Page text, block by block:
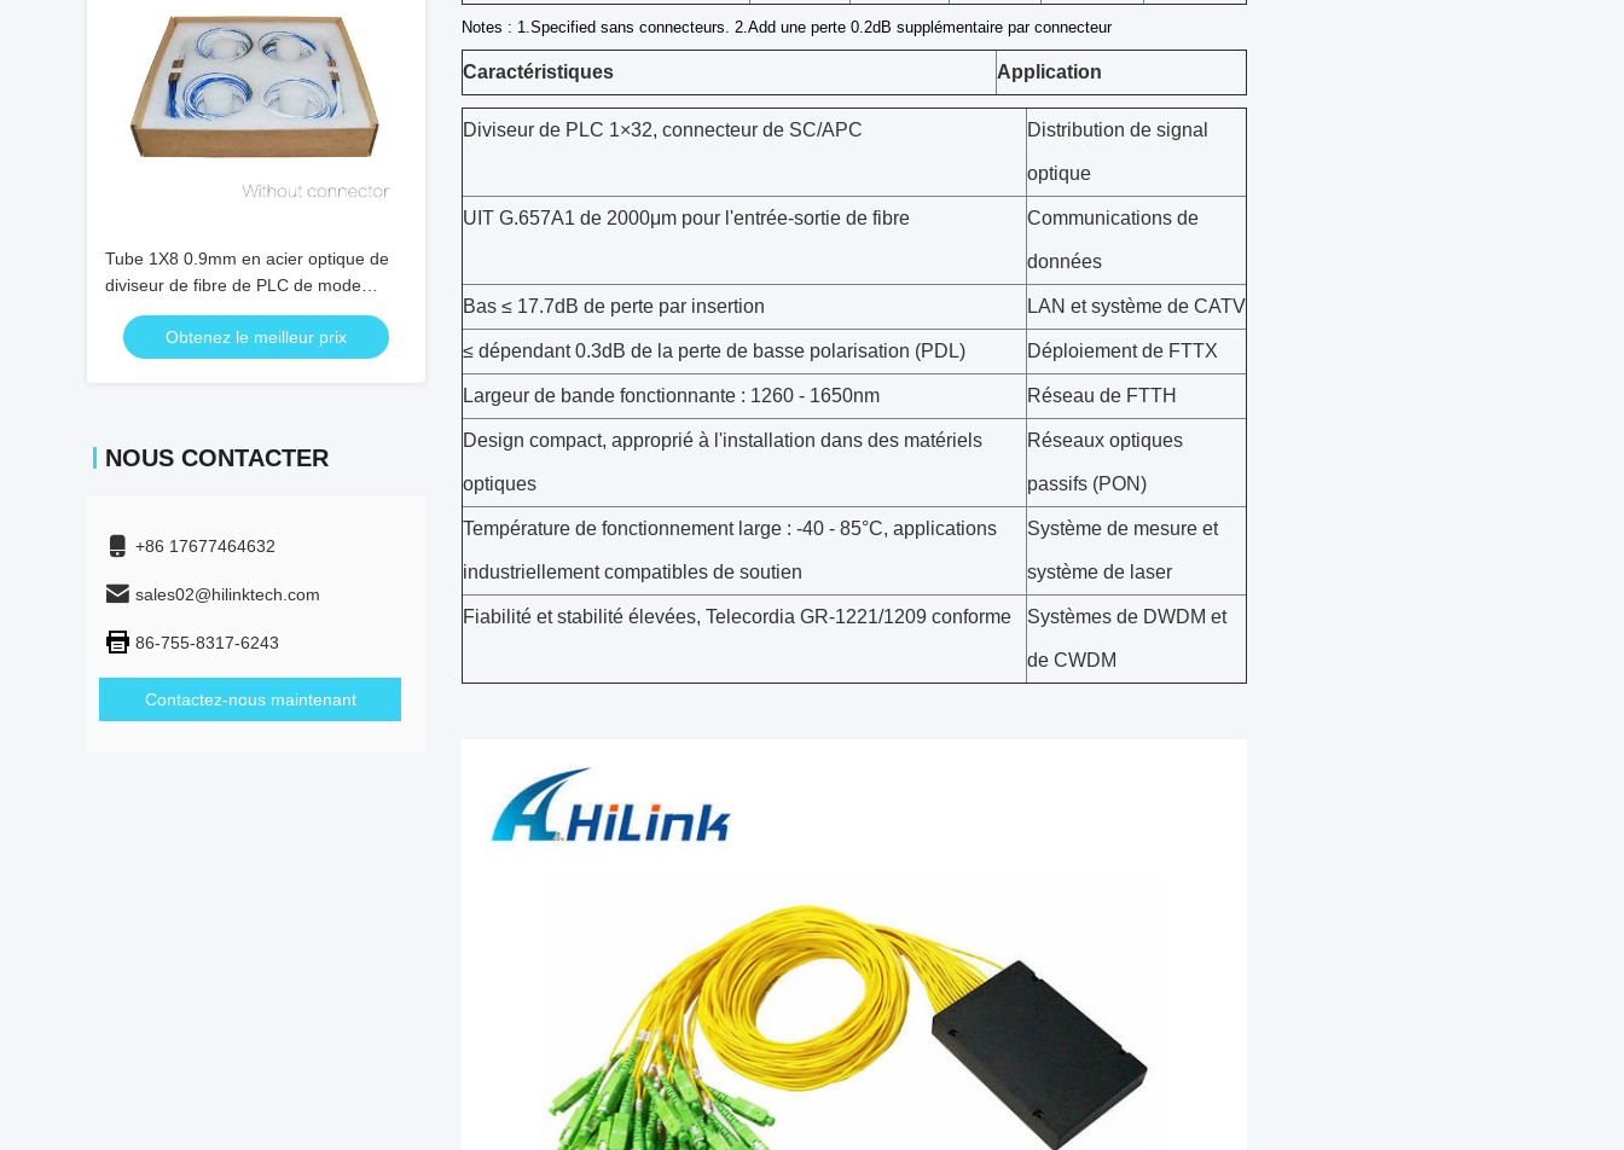
Tube 1X8 0.9mm en acier optique de
diviseur de fibre de PLC de mode
unitaire mini sans connecteur
Obtenez le meilleur prix
NOUS CONTACTER
+86 17677464632
sales02@hilinktech.com
86-755-8317-6243
Contactez-nous maintenant
Notes : 1.Specified sans connecteurs. 2.Add une perte 0.2dB supplémentaire par connecteur
Caractéristiques Application
Diviseur de PLC 1×32, connecteur de SC/APC Distribution de signal
optique
UIT G.657A1 de 2000μm pour l'entrée-sortie de fibre Communications de
données
Bas ≤ 17.7dB de perte par insertion LAN et système de CATV
≤ dépendant 0.3dB de la perte de basse polarisation (PDL) Déploiement de FTTX
Largeur de bande fonctionnante : 1260 - 1650nm Réseau de FTTH
Design compact, approprié à l'installation dans des matériels
optiques
Réseaux optiques
passifs (PON)
Température de fonctionnement large : -40 - 85°C, applications
industriellement compatibles de soutien
Système de mesure et
système de laser
Fiabilité et stabilité élevées, Telecordia GR-1221/1209 conforme Systèmes de DWDM et
de CWDM